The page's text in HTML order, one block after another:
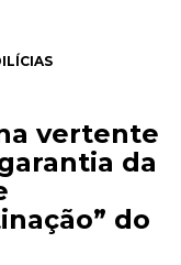
vertente
da
do